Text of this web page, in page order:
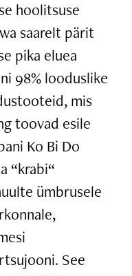
hoolitsuse
saarelt pärit
pika eluea
98% looduslike
mis
toovad esile
Ko Bi Do
“krabi“
ümbrusele
See